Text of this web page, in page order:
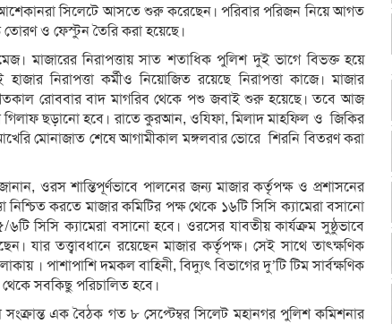
সিলেটে আসতে শুরু করেছেন। পরিবার পরিজন নিয়ে আগত
ও ফেস্টুন তৈরি করা হয়েছে।
মাজারের নিরাপত্তায় সাত শতাধিক পুলিশ দুই ভাগে বিভক্ত হয়ে
নিরাপত্তা কর্মীও নিয়োজিত রয়েছে নিরাপত্তা কাজে। মাজার
রোববার বাদ মাগরিব থেকে পশু জবাই শুরু হয়েছে। তবে আজ
গিলাফ ছড়ানো হবে। রাতে কুরআন, ওযিফা, মিলাদ মাহফিল ও জিকির
মোনাজাত শেষে আগামীকাল মঙ্গলবার ভোরে শিরনি বিতরণ করা
ওরস শান্তিপূর্ণভাবে পালনের জন্য মাজার কর্তৃপক্ষ ও প্রশাসনের
নিশ্চিত করতে মাজার কমিটির পক্ষ থেকে ১৬টি সিসি ক্যামেরা বসানো
সিসি ক্যামেরা বসানো হবে। ওরসের যাবতীয় কার্যক্রম সুষ্ঠুভাবে
যার তত্ত্বাবধানে রয়েছেন মাজার কর্তৃপক্ষ। সেই সাথে তাৎক্ষণিক
। পাশাপাশি দমকল বাহিনী, বিদ্যুৎ বিভাগের দু’টি টিম সার্বক্ষণিক
থেকে সবকিছু পরিচালিত হবে।
সংক্রান্ত এক বৈঠক গত ৮ সেপ্টেম্বর সিলেট মহানগর পুলিশ কমিশনার